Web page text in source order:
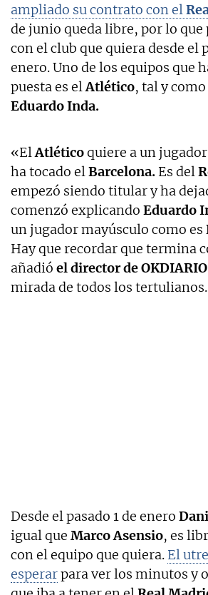
ampliado su contrato con el
de junio queda libre, por lo que
con el club que quiera desde el
enero. Uno de los equipos que
puesta es elAtlético, tal y
Eduardo Inda.
«ElAtléticoquiere a un
ha tocado elBarcelona. Es del
empezó siendo titular y ha
comenzó explicando Eduardo
un jugador mayúsculo como es
Hay que recordar que termina
añadió el director de OKDIARIO
mirada de todos los tertulianos.
Desde el pasado 1 de enero
igual que Marco Asensio, es
con el equipo que quiera. El
esperarpara ver los minutos y